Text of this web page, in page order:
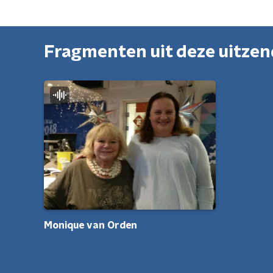
Fragmenten uit deze
Monique van Orden